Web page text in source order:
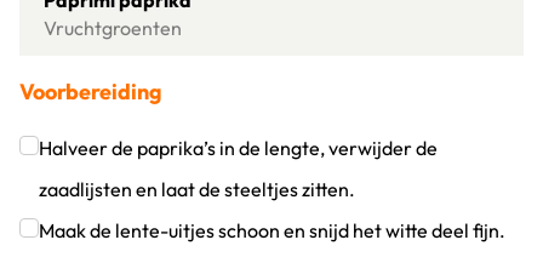
Vruchtgroenten
Voorbereiding
Halveer de paprika’s in de lengte, verwijder de
zaadlijsten en laat de steeltjes zitten.
Klik om dit selectievakje aan te vinken
Maak de lente-uitjes schoon en snijd het witte deel fijn.